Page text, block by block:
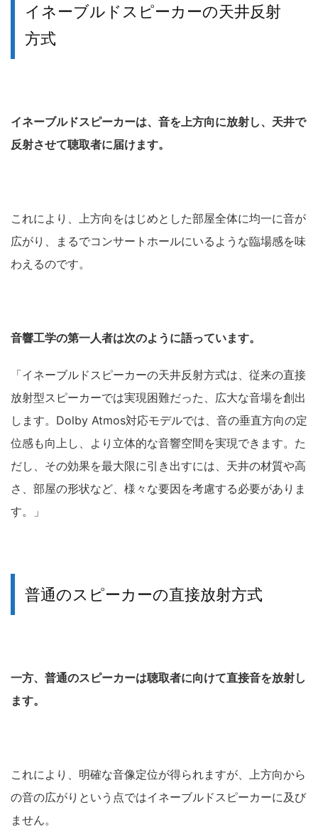
イネーブルドスピーカーの天井反射
方式
イネーブルドスピーカーは、音を上方向に放射し、天井で
反射させて聴取者に届けます。
これにより、上方向をはじめとした部屋全体に均一に音が
広がり、まるでコンサートホールにいるような臨場感を味
わえるのです。
音響工学の第一人者は次のように語っています。
「イネーブルドスピーカーの天井反射方式は、従来の直接
放射型スピーカーでは実現困難だった、広大な音場を創出
します。Dolby Atmos対応モデルでは、音の垂直方向の定
位感も向上し、より立体的な音響空間を実現できます。た
だし、その効果を最大限に引き出すには、天井の材質や高
さ、部屋の形状など、様々な要因を考慮する必要がありま
す。」
普通のスピーカーの直接放射方式
一方、普通のスピーカーは聴取者に向けて直接音を放射し
ます。
これにより、明確な音像定位が得られますが、上方向から
の音の広がりという点ではイネーブルドスピーカーに及び
ません。